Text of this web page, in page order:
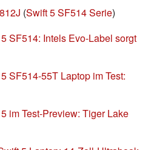
(Swift 5 SF514 Serie)
SF514: Intels Evo-Label sorgt
SF514-55T Laptop im Test:
im Test-Preview: Tiger Lake